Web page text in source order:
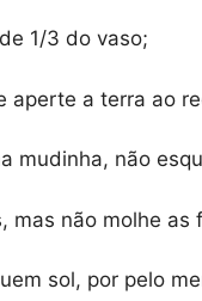
1/3 do vaso;
aperte a terra ao
mudinha, não
mas não molhe as
sol, por pelo